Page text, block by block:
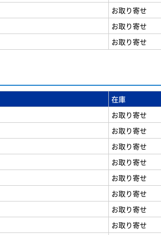
お取り寄せ
お取り寄せ
お取り寄せ
在庫
お取り寄せ
お取り寄せ
お取り寄せ
お取り寄せ
お取り寄せ
お取り寄せ
お取り寄せ
お取り寄せ